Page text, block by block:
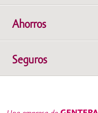
Grupal
Ahorros
Depósito a Plazo Fijo
Seguros